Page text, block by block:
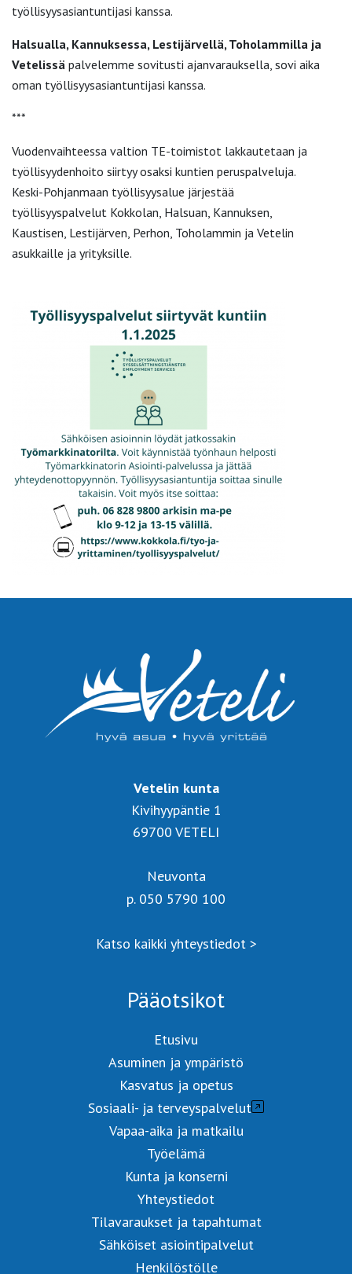
työllisyysasiantuntijasi kanssa.
Halsualla, Kannuksessa, Lestijärvellä, Toholammilla ja
Vetelissä palvelemme sovitusti ajanvarauksella, sovi aika
oman työllisyysasiantuntijasi kanssa.
***
Vuodenvaihteessa valtion TE-toimistot lakkautetaan ja
työllisyydenhoito siirtyy osaksi kuntien peruspalveluja.
Keski-Pohjanmaan työllisyysalue järjestää
työllisyyspalvelut Kokkolan, Halsuan, Kannuksen,
Kaustisen, Lestijärven, Perhon, Toholammin ja Vetelin
asukkaille ja yrityksille.
Vetelin kunta
Kivihyypäntie 1
69700 VETELI
Neuvonta
p. 050 5790 100
Katso kaikki yhteystiedot >
Pääotsikot
Etusivu
Asuminen ja ympäristö
Kasvatus ja opetus
Sosiaali- ja terveyspalvelut
Vapaa-aika ja matkailu
Työelämä
Kunta ja konserni
Yhteystiedot
Tilavaraukset ja tapahtumat
Sähköiset asiointipalvelut
Henkilöstölle